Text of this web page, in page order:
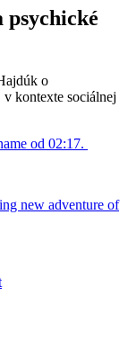
psychické
o
kontexte sociálnej
od 02:17.
new adventure of